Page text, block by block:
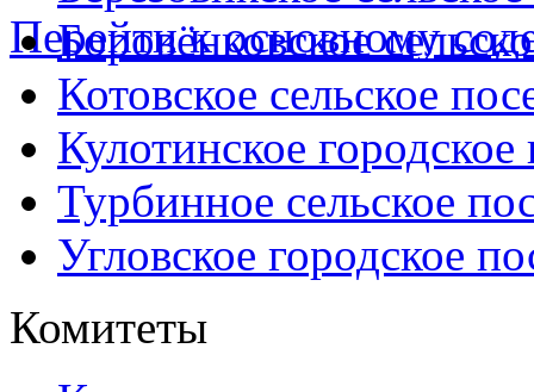
Перейти к основному
Боровёнковское
Котовское сельское
Кулотинское городское
Турбинное сельское
Угловское городское
Комитеты